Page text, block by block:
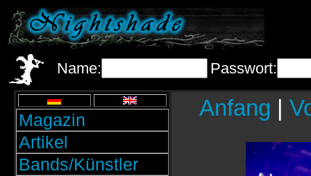
Name: Passwort:
Magazin
Artikel
Bands/Künstler
Anfang |